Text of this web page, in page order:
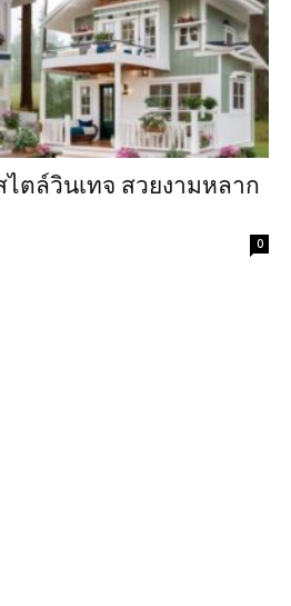
ตล์วินเทจ สวยงามหลาก
0